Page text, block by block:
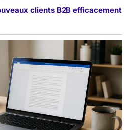
clients B2B efficacement